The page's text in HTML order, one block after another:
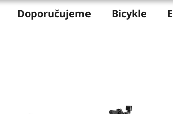
Doporučujeme Bicykle